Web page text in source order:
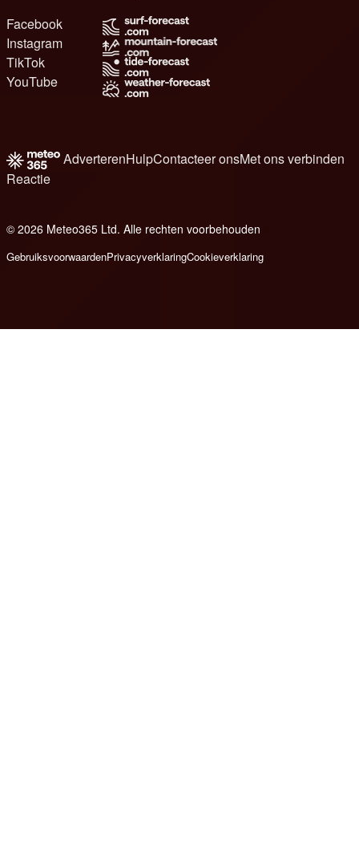
Facebook
Instagram
TikTok
YouTube
AdverterenHulpContacteer onsMet ons verbinden
Reactie
© 2026 Meteo365 Ltd. Alle rechten voorbehouden
GebruiksvoorwaardenPrivacyverklaringCookieverklaring